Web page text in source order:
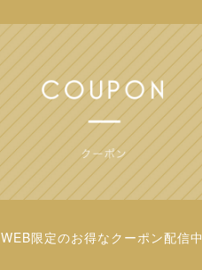
WEB限定のお得なクーポン配信中